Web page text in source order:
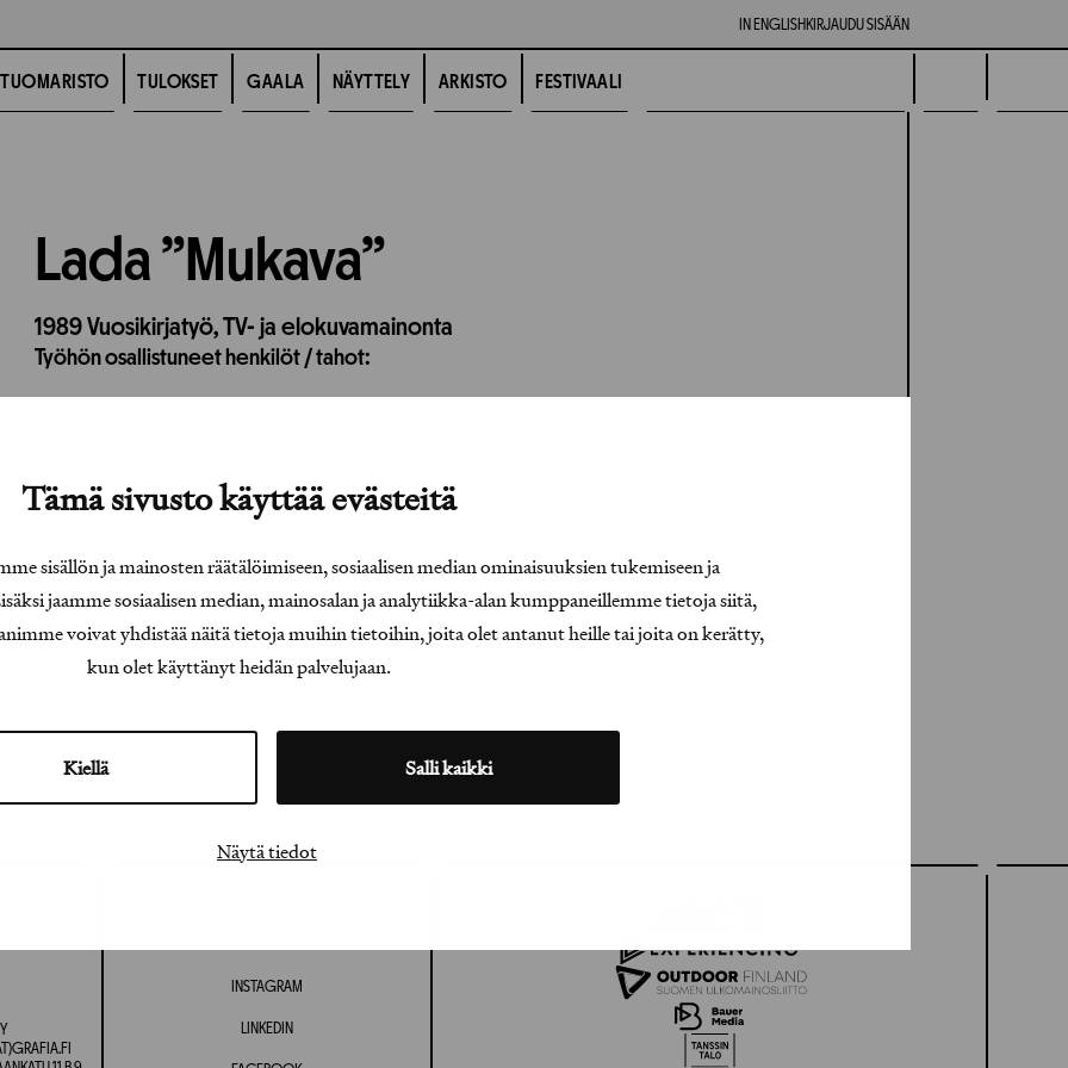
Tämä sivusto käyttää evästeitä
sisällön ja mainosten räätälöimiseen, sosiaalisen median ominaisuuksien tukemiseen ja
jaamme sosiaalisen median, mainosalan ja analytiikka-alan kumppaneillemme tietoja siitä,
voivat yhdistää näitä tietoja muihin tietoihin, joita olet antanut heille tai joita on kerätty,
kun olet käyttänyt heidän palvelujaan.
Kiellä Salli kaikki
Näytä tiedot
IN ENGLISH KIRJAUDU SISÄÄN
TUOMARISTO TULOKSET GAALA NÄYTTELY ARKISTO FESTIVAALI
Lada ”Mukava”
1989 Vuosikirjatyö,TV- ja elokuvamainonta
Työhön osallistuneet henkilöt / tahot:
INSTAGRAM
LINKEDIN